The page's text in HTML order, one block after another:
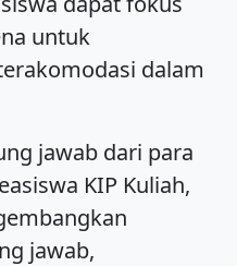
untuk
dalam
jawab dari para
KIP Kuliah,
jawab,